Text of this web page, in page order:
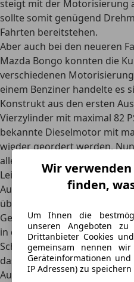
steigt mit der Motorisierung
sollte somit genügend
Fahrten bereitstehen.
Aber auch bei den neueren
Mazda Bongo konnten die
verschiedenen
einem Benziner handelte es
Konstrukt aus den ersten
Vierzylinder mit maximal 82
bekannte Dieselmotor mit
wieder geordert werden.
allerdings eine neue
Leistung
bieten soll. 2,2 Liter
Aufladung reichen für
über die beiden Hinterräder
Geschaltet wird beim Mazda
in der Serienausstattung
Schaltgetriebe mit fünf
das praktische Fahrzeug
Automatikschaltung für die
Wir verwenden
finden,
Um Ihnen die
unseren Angeboten
Drittanbieter Cookies
gemeinsam nennen wir
Geräteinformationen und
IP Adressen) zu